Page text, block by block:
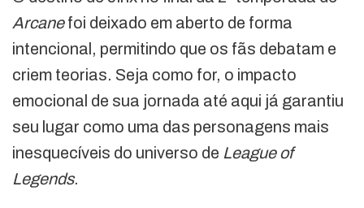
Arcanefoi deixado em aberto de forma
intencional, permitindo que os fãs debatam e
criem teorias. Seja como for, o impacto
emocional de sua jornada até aqui já garantiu
seu lugar como uma das personagens mais
inesquecíveis do universo de League of
Legends.